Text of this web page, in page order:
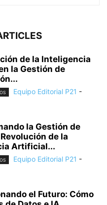
de la Inteligencia
la Gestión de
Equipo Editorial P21 -
la Gestión de
de la
Artificial...
Equipo Editorial P21 -
el Futuro: Cómo